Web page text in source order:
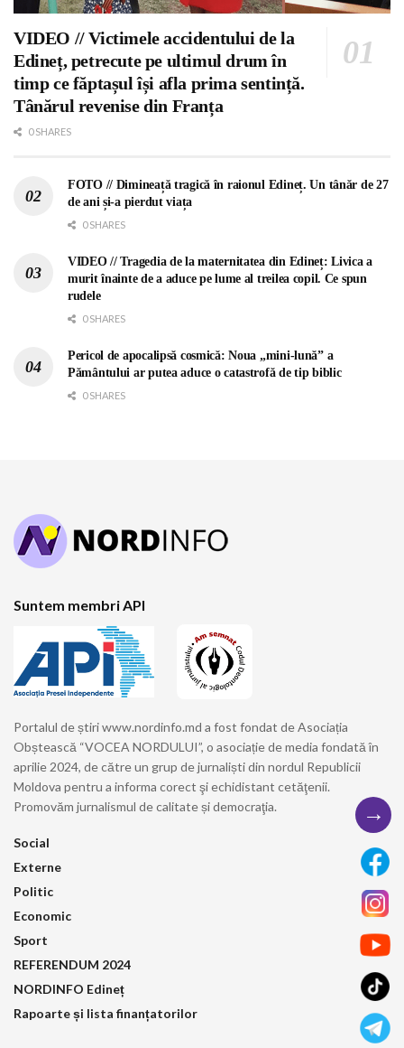
VIDEO // Victimele accidentului de la
Edineț, petrecute pe ultimul drum în
timp ce făptașul își afla prima sentință.
Tânărul revenise din Franța
0 SHARES
FOTO // Dimineață tragică în raionul Edineț. Un tânăr de 27
de ani și-a pierdut viața
0 SHARES
VIDEO // Tragedia de la maternitatea din Edineț: Livica a
murit înainte de a aduce pe lume al treilea copil. Ce spun
rudele
0 SHARES
Pericol de apocalipsă cosmică: Noua „mini-lună” a
Pământului ar putea aduce o catastrofă de tip biblic
0 SHARES
Suntem membri API
Portalul de știri www.nordinfo.md a fost fondat de Asociația
Obștească “VOCEA NORDULUI”, o asociație de media fondată în
aprilie 2024, de către un grup de jurnaliști din nordul Republicii
Moldova pentru a informa corect şi echidistant cetăţenii.
Promovăm jurnalismul de calitate și democraţia.
Social
Externe
Politic
Economic
Sport
REFERENDUM 2024
NORDINFO Edineț
Rapoarte și lista finanțatorilor
→